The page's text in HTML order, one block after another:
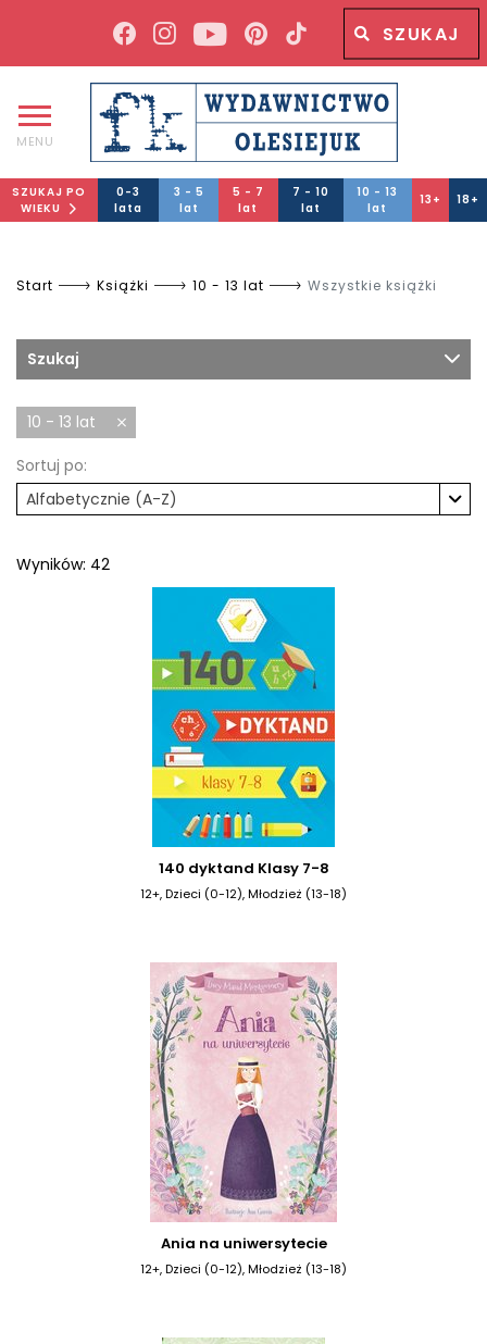
Wyszukiwana fraza
MENU
SZUKAJ PO
WIEKU
0-3
lata
3 - 5
lat
5 - 7
lat
7 - 10
lat
10 - 13
lat
13+ 18+
Start Książki 10 - 13 lat Wszystkie książki
Szukaj
10 - 13 lat
Sortuj po:
Alfabetycznie (A-Z)
Wyników: 42
140 dyktand Klasy 7-8
12+, Dzieci (0-12), Młodzież (13-18)
Ania na uniwersytecie
12+, Dzieci (0-12), Młodzież (13-18)